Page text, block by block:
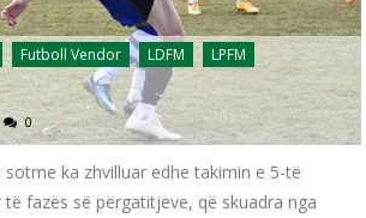
Futboll Vendor LDFM
LPFM
0
ka zhvilluar edhe takimin e 5-të
fazës së përgatitjeve, që skuadra nga